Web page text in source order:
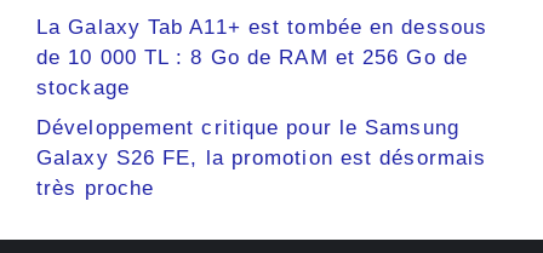
La Galaxy Tab A11+ est tombée en dessous
de 10 000 TL : 8 Go de RAM et 256 Go de
stockage
Développement critique pour le Samsung
Galaxy S26 FE, la promotion est désormais
très proche